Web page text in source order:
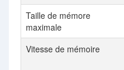
Taille de mémore
maximale
Vitesse de mémoire